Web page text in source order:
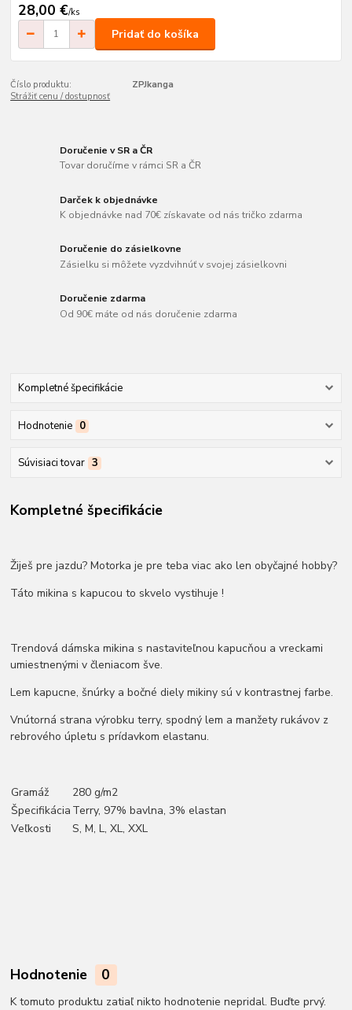
28,00 €/ks
Pridať do košíka
Číslo produktu:
ZPJkanga
Strážiť cenu / dostupnosť
Doručenie v SR a ČR
Tovar doručíme v rámci SR a ČR
Darček k objednávke
K objednávke nad 70€ získavate od nás tričko zdarma
Doručenie do zásielkovne
Zásielku si môžete vyzdvihnúť v svojej zásielkovni
Doručenie zdarma
Od 90€ máte od nás doručenie zdarma
Kompletné špecifikácie
Hodnotenie 0
Súvisiaci tovar 3
Kompletné špecifikácie
Žiješ pre jazdu? Motorka je pre teba viac ako len obyčajné hobby?
Táto mikina s kapucou to skvelo vystihuje !
Trendová dámska mikina s nastaviteľnou kapucňou a vreckami
umiestnenými v členiacom šve.
Lem kapucne, šnúrky a bočné diely mikiny sú v kontrastnej farbe.
Vnútorná strana výrobku terry, spodný lem a manžety rukávov z
rebrového úpletu s prídavkom elastanu.
Gramáž
280 g/m2
Špecifikácia Terry, 97% bavlna, 3% elastan
Veľkosti
S, M, L, XL, XXL
Hodnotenie 0
K tomuto produktu zatiaľ nikto hodnotenie nepridal. Buďte prvý.